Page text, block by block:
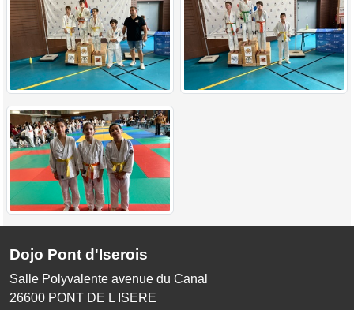
Dojo Pont d'Iserois
Salle Polyvalente avenue du Canal
26600 PONT DE L ISERE